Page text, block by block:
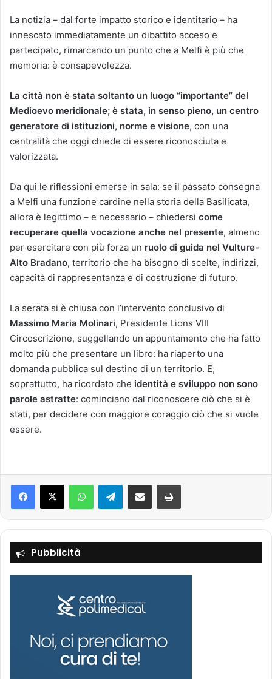
La notizia – dal forte impatto storico e identitario – ha
innescato immediatamente un dibattito acceso e
partecipato, rimarcando un punto che a Melfi è più che
memoria: è consapevolezza.
La città non è stata soltanto un luogo “importante” del
Medioevo meridionale; è stata, in senso pieno, un centro
generatore di istituzioni, norme e visione, con una
centralità che oggi chiede di essere riconosciuta e
valorizzata.
Da qui le riflessioni emerse in sala: se il passato consegna
a Melfi una funzione cardine nella storia della Basilicata,
allora è legittimo – e necessario – chiedersi come
recuperare quella vocazione anche nel presente, almeno
per esercitare con più forza un ruolo di guida nel Vulture-
Alto Bradano, territorio che ha bisogno di scelte, indirizzi,
capacità di rappresentanza e di costruzione di futuro.
La serata si è chiusa con l’intervento conclusivo di
Massimo Maria Molinari, Presidente Lions VIII
Circoscrizione, suggellando un appuntamento che ha fatto
molto più che presentare un libro: ha riaperto una
domanda pubblica sul destino di un territorio. E,
soprattutto, ha ricordato che identità e sviluppo non sono
parole astratte: cominciano dal riconoscere ciò che si è
stati, per decidere con maggiore coraggio ciò che si vuole
essere.
Telegram
Pubblicità